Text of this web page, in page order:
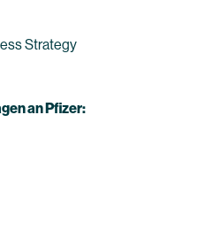
Strategy
an Pfizer: